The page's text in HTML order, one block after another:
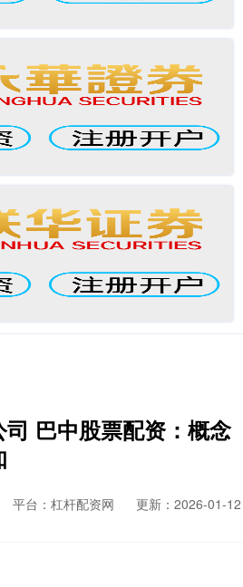
巴中股票配资：概念
平台：杠杆配资网
更新：2026-01-12